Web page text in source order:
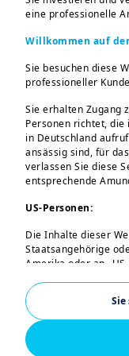
eine professionelle
Willkommen auf
Sie besuchen diese
professioneller
Sie erhalten Zugang
Personen richtet, die
in Deutschland
ansässig sind, für
verlassen Sie diese
entsprechende
US-Personen:
Die Inhalte dieser
Staatsangehörige
Amerika oder an
Securities Act von
insbesondere
Staaten von
eingetragen sind.
Die Volatilität
mehr als das
Niveaus
Kupfer
Mischung
Risiken und
Während
und die Flucht
gestützt wird,
Silber
Nachfrage
sich